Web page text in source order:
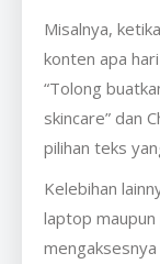
Misalnya,
konten apa
“Tolong
skincare” dan
pilihan teks
Kelebihan
laptop maupun